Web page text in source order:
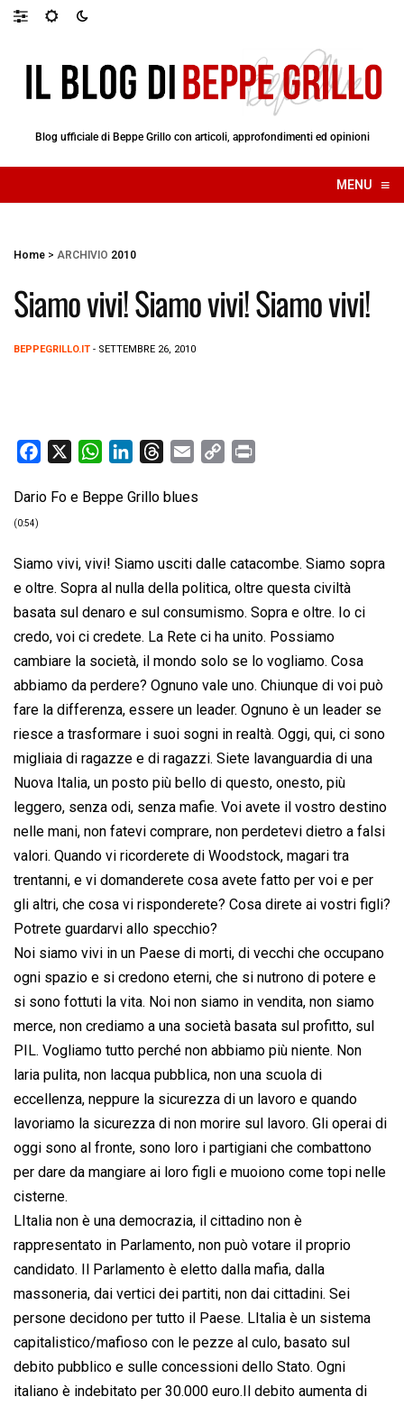
Blog ufficiale di Beppe Grillo con articoli, approfondimenti ed opinioni
MENU ≡
☰
Home > ARCHIVIO 2010
Siamo vivi! Siamo vivi! Siamo vivi!
BEPPEGRILLO.IT - SETTEMBRE 26, 2010
c
o
o
k
W
a
A
p
p
n
d
I
n
r
d
s
a
i
n
k
Dario Fo e Beppe Grillo blues
(0:54)
Siamo vivi, vivi! Siamo usciti dalle catacombe. Siamo sopra
e oltre. Sopra al nulla della politica, oltre questa civiltà
basata sul denaro e sul consumismo. Sopra e oltre. Io ci
credo, voi ci credete. La Rete ci ha unito. Possiamo
cambiare la società, il mondo solo se lo vogliamo. Cosa
abbiamo da perdere? Ognuno vale uno. Chiunque di voi può
fare la differenza, essere un leader. Ognuno è un leader se
riesce a trasformare i suoi sogni in realtà. Oggi, qui, ci sono
migliaia di ragazze e di ragazzi. Siete lavanguardia di una
Nuova Italia, un posto più bello di questo, onesto, più
leggero, senza odi, senza mafie. Voi avete il vostro destino
nelle mani, non fatevi comprare, non perdetevi dietro a falsi
valori. Quando vi ricorderete di Woodstock, magari tra
trentanni, e vi domanderete cosa avete fatto per voi e per
gli altri, che cosa vi risponderete? Cosa direte ai vostri figli?
Potrete guardarvi allo specchio?
Noi siamo vivi in un Paese di morti, di vecchi che occupano
ogni spazio e si credono eterni, che si nutrono di potere e
si sono fottuti la vita. Noi non siamo in vendita, non siamo
merce, non crediamo a una società basata sul profitto, sul
PIL. Vogliamo tutto perché non abbiamo più niente. Non
laria pulita, non lacqua pubblica, non una scuola di
eccellenza, neppure la sicurezza di un lavoro e quando
lavoriamo la sicurezza di non morire sul lavoro. Gli operai di
oggi sono al fronte, sono loro i partigiani che combattono
per dare da mangiare ai loro figli e muoiono come topi nelle
cisterne.
LItalia non è una democrazia, il cittadino non è
rappresentato in Parlamento, non può votare il proprio
candidato. Il Parlamento è eletto dalla mafia, dalla
massoneria, dai vertici dei partiti, non dai cittadini. Sei
persone decidono per tutto il Paese. LItalia è un sistema
capitalistico/mafioso con le pezze al culo, basato sul
debito pubblico e sulle concessioni dello Stato. Ogni
italiano è indebitato per 30.000 euro.Il debito aumenta di